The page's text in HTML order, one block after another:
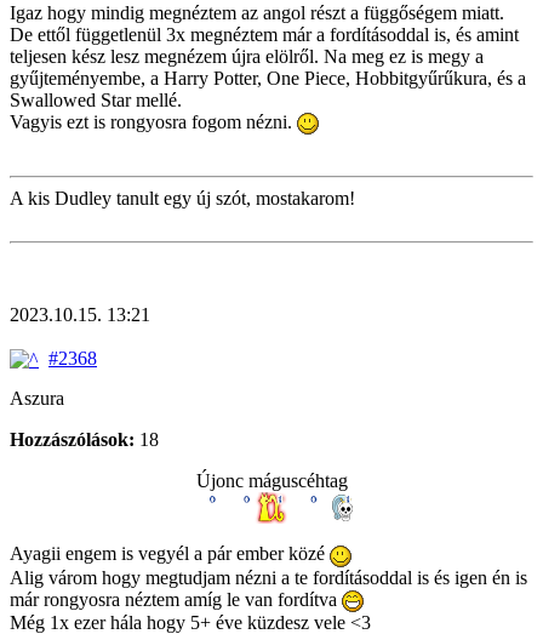
Igaz hogy mindig megnéztem az angol részt a függőségem miatt.
De ettől függetlenül 3x megnéztem már a fordításoddal is, és amint
teljesen kész lesz megnézem újra elölről. Na meg ez is megy a
gyűjteményembe, a Harry Potter, One Piece, Hobbitgyűrűkura, és a
Swallowed Star mellé.
Vagyis ezt is rongyosra fogom nézni.
A kis Dudley tanult egy új szót, mostakarom!
2023.10.15. 13:21
#2368
Aszura
Hozzászólások: 18
Újonc máguscéhtag
Ayagii engem is vegyél a pár ember közé
Alig várom hogy megtudjam nézni a te fordításoddal is és igen én is
már rongyosra néztem amíg le van fordítva
Még 1x ezer hála hogy 5+ éve küzdesz vele <3